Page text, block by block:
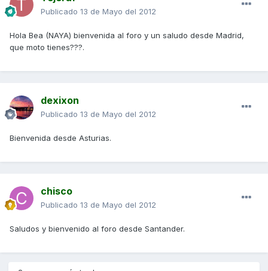
Publicado 13 de Mayo del 2012
Hola Bea (NAYA) bienvenida al foro y un saludo desde Madrid,
que moto tienes???.
dexixon
Publicado 13 de Mayo del 2012
Bienvenida desde Asturias.
chisco
Publicado 13 de Mayo del 2012
Saludos y bienvenido al foro desde Santander.